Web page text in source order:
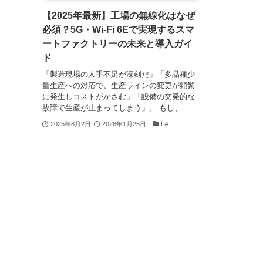
【2025年最新】工場の無線化はなぜ
必須？5G・Wi-Fi 6Eで実現するスマ
ートファクトリーの未来と導入ガイ
ド
「製造現場の人手不足が深刻だ」「多品種少
量生産への対応で、生産ラインの変更が頻繁
に発生しコストがかさむ」「設備の突発的な
故障で生産が止まってしまう」。 もし、...
2025年8月2日 2026年1月25日 FA